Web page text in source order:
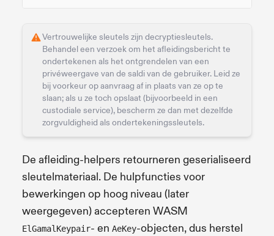
Vertrouwelijke sleutels zijn decryptiesleutels.
Behandel een verzoek om het afleidingsbericht te
ondertekenen als het ontgrendelen van een
privéweergave van de saldi van de gebruiker. Leid ze
bij voorkeur op aanvraag af in plaats van ze op te
slaan; als u ze toch opslaat (bijvoorbeeld in een
custodiale service), bescherm ze dan met dezelfde
zorgvuldigheid als ondertekeningssleutels.
De afleiding-helpers retourneren geserialiseerd
sleutelmateriaal. De hulpfuncties voor
bewerkingen op hoog niveau (later
weergegeven) accepteren WASM
ElGamalKeypair- en AeKey-objecten, dus herstel